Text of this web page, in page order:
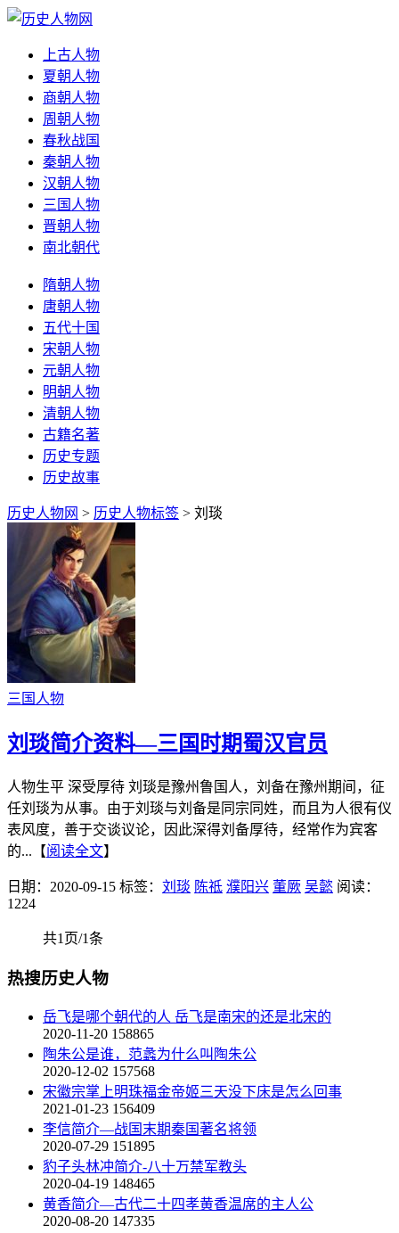
上古人物
夏朝人物
商朝人物
周朝人物
春秋战国
秦朝人物
汉朝人物
三国人物
晋朝人物
南北朝代
隋朝人物
唐朝人物
五代十国
宋朝人物
元朝人物
明朝人物
清朝人物
古籍名著
历史专题
历史故事
历史人物网 > 历史人物标签 > 刘琰
三国人物
刘琰简介资料—三国时期蜀汉官员
人物生平 深受厚待 刘琰是豫州鲁国人，刘备在豫州期间，征
任刘琰为从事。由于刘琰与刘备是同宗同姓，而且为人很有仪
表风度，善于交谈议论，因此深得刘备厚待，经常作为宾客
的...【阅读全文】
日期：2020-09-15 标签： 刘琰 陈祗 濮阳兴 董厥 吴懿 阅读：
1224
共1页/1条
热搜历史人物
岳飞是哪个朝代的人 岳飞是南宋的还是北宋的
2020-11-20 158865
陶朱公是谁，范蠡为什么叫陶朱公
2020-12-02 157568
宋徽宗掌上明珠福金帝姬三天没下床是怎么回事
2021-01-23 156409
李信简介—战国末期秦国著名将领
2020-07-29 151895
豹子头林冲简介-八十万禁军教头
2020-04-19 148465
黄香简介—古代二十四孝黄香温席的主人公
2020-08-20 147335